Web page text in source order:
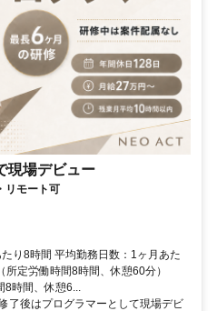
現場デビュー
リモート可
り8時間 平均勤務日数：1ヶ月あた
定労働時間8時間、休憩60分）
時間、休憩6...
了後はプログラマーとして現場デビ